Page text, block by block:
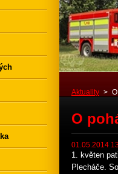
Aktuality >
O
01.05.2014
1. květen
Plecháče.